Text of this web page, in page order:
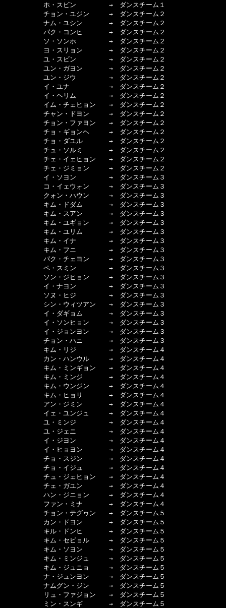
ホ・スビン　　　　　→　ダンスチーム１
チョン・ユジン　　　→　ダンスチーム２
ナム・ユシン　　　　→　ダンスチーム２
パク・コンヒ　　　　→　ダンスチーム２
ソ・ソンホ　　　　　→　ダンスチーム２
ヨ・スリョン　　　　→　ダンスチーム２
ユ・スビン　　　　　→　ダンスチーム２
ユン・ガヨン　　　　→　ダンスチーム２
ユン・ジウ　　　　　→　ダンスチーム２
イ・ユナ　　　　　　→　ダンスチーム２
イ・ヘリム　　　　　→　ダンスチーム２
イム・チェヒョン　　→　ダンスチーム２
チャン・ドヨン　　　→　ダンスチーム２
チョン・ファヨン　　→　ダンスチーム２
チョ・ギョンヘ　　　→　ダンスチーム２
チョ・ダユル　　　　→　ダンスチーム２
チュ・ソルミ　　　　→　ダンスチーム２
チェ・イェヒョン　　→　ダンスチーム２
チェ・ジミョン　　　→　ダンスチーム２
イ・ソヨン　　　　　→　ダンスチーム３
コ・イェウォン　　　→　ダンスチーム３
クォン・ハウン　　　→　ダンスチーム３
キム・ドダム　　　　→　ダンスチーム３
キム・スアン　　　　→　ダンスチーム３
キム・ユギョン　　　→　ダンスチーム３
キム・ユリム　　　　→　ダンスチーム３
キム・イナ　　　　　→　ダンスチーム３
キム・フニ　　　　　→　ダンスチーム３
パク・チェヨン　　　→　ダンスチーム３
ペ・スミン　　　　　→　ダンスチーム３
ソン・ジヒョン　　　→　ダンスチーム３
イ・ナヨン　　　　　→　ダンスチーム３
ソヌ・ヒジ　　　　　→　ダンスチーム３
シン・ウィツアン　　→　ダンスチーム３
イ・ダギョム　　　　→　ダンスチーム３
イ・ソンヒョン　　　→　ダンスチーム３
イ・ジョンヨン　　　→　ダンスチーム３
チョン・ハニ　　　　→　ダンスチーム３
キム・リジ　　　　　→　ダンスチーム４
カン・ハンウル　　　→　ダンスチーム４
キム・ミンギョン　　→　ダンスチーム４
キム・ミンジ　　　　→　ダンスチーム４
キム・ウンジン　　　→　ダンスチーム４
キム・ヒョリ　　　　→　ダンスチーム４
アン・ジミン　　　　→　ダンスチーム４
イェ・ユンジュ　　　→　ダンスチーム４
ユ・ミンジ　　　　　→　ダンスチーム４
ユ・ジェニ　　　　　→　ダンスチーム４
イ・ジヨン　　　　　→　ダンスチーム４
イ・ヒョヨン　　　　→　ダンスチーム４
チョ・スジン　　　　→　ダンスチーム４
チョ・イジュ　　　　→　ダンスチーム４
チュ・ジェヒョン　　→　ダンスチーム４
チェ・ガユン　　　　→　ダンスチーム４
ハン・ジニョン　　　→　ダンスチーム４
ファン・ミナ　　　　→　ダンスチーム４
チョン・テグヮン　　→　ダンスチーム５
カン・ドヨン　　　　→　ダンスチーム５
キル・ドンヒ　　　　→　ダンスチーム５
キム・セビョル　　　→　ダンスチーム５
キム・ソヨン　　　　→　ダンスチーム５
キム・ミンジュ　　　→　ダンスチーム５
キム・ジュニョ　　　→　ダンスチーム５
ナ・ジュンヨン　　　→　ダンスチーム５
ナムグン・ジン　　　→　ダンスチーム５
リュ・ファジョン　　→　ダンスチーム５
ミン・スンギ　　　　→　ダンスチーム５